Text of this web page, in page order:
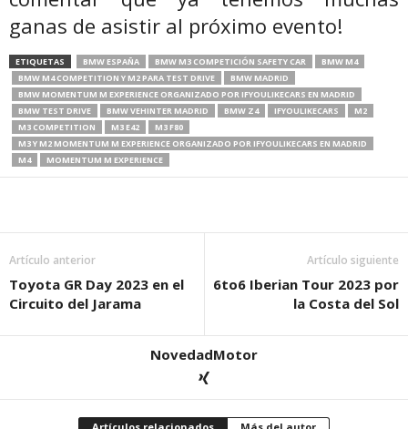
ganas de asistir al próximo evento!
ETIQUETAS BMW ESPAÑA BMW M3 COMPETICIÓN SAFETY CAR
BMW M4
BMW M4 COMPETITION Y M2 PARA TEST DRIVE
BMW MADRID
BMW MOMENTUM M EXPERIENCE ORGANIZADO POR IFYOULIKECARS EN MADRID
BMW TEST DRIVE
BMW VEHINTER MADRID BMW Z4 IFYOULIKECARS
M2
M3 COMPETITION
M3 E42
M3 F80
M3 Y M2 MOMENTUM M EXPERIENCE ORGANIZADO POR IFYOULIKECARS EN MADRID
M4
MOMENTUM M EXPERIENCE
Artículo anterior
Toyota GR Day 2023 en el
Circuito del Jarama
Artículo siguiente
6to6 Iberian Tour 2023 por
la Costa del Sol
NovedadMotor